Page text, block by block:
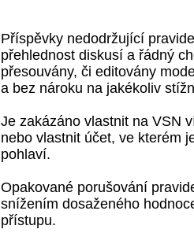
Příspěvky nedodržující
přehlednost diskusí a řádný
přesouvány, či editovány
a bez nároku na jakékoliv
Je zakázáno vlastnit na VSN
nebo vlastnit účet, ve kterém
pohlaví.
Opakované porušování
snížením dosaženého
přístupu.